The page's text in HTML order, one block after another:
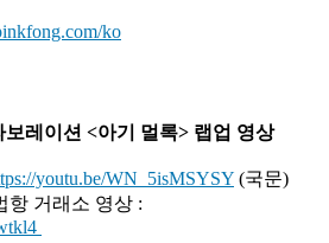
ko
레이션 <아기 멀록> 랩업 영상
youtu.be/WN_5isMSYSY (국문)
항 거래소 영상 :